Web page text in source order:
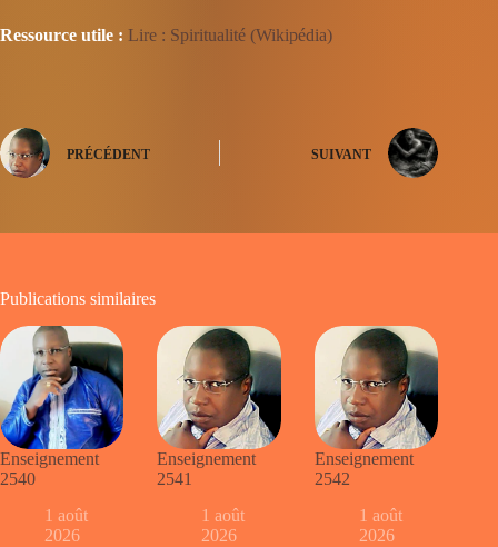
Ressource utile : Lire : Spiritualité (Wikipédia)
PRÉCÉDENT SUIVANT
Publications similaires
Enseignement
2540
1 août
2026
Enseignement
2541
1 août
2026
Enseignement
2542
1 août
2026